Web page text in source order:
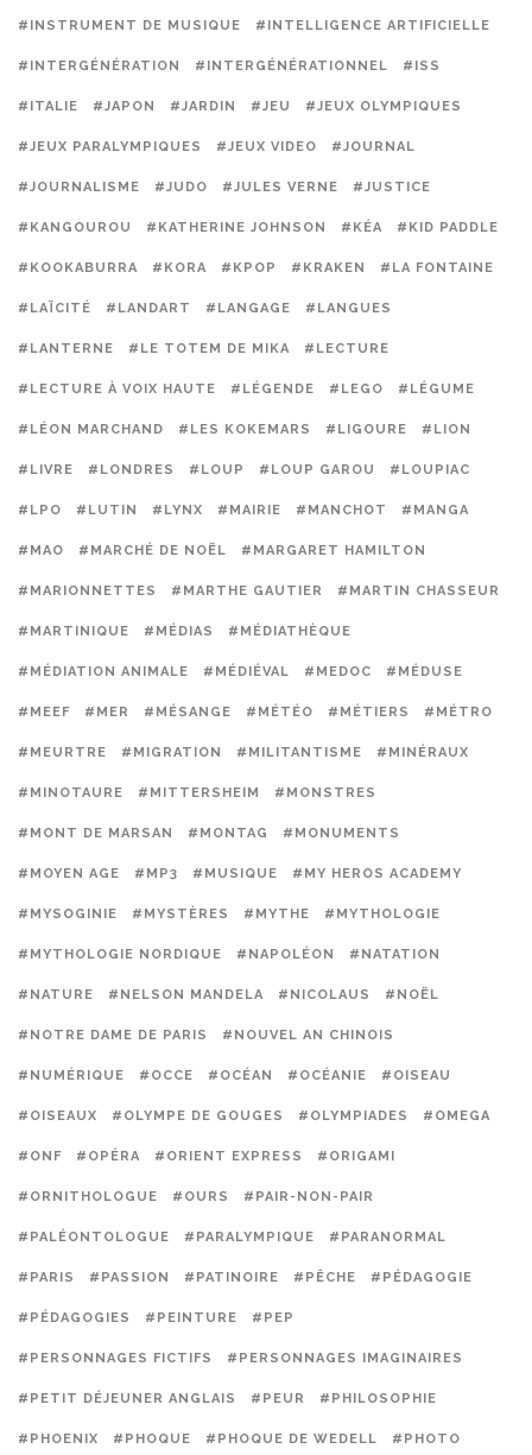
#INSTRUMENT DE MUSIQUE #INTELLIGENCE ARTIFICIELLE
#INTERGÉNÉRATION #INTERGÉNÉRATIONNEL #ISS
#ITALIE #JAPON #JARDIN #JEU #JEUX OLYMPIQUES
#JEUX PARALYMPIQUES #JEUX VIDEO #JOURNAL
#JOURNALISME #JUDO #JULES VERNE #JUSTICE
#KANGOUROU #KATHERINE JOHNSON #KÉA #KID PADDLE
#KOOKABURRA #KORA #KPOP #KRAKEN #LA FONTAINE
#LAÏCITÉ #LANDART #LANGAGE #LANGUES
#LANTERNE #LE TOTEM DE MIKA #LECTURE
#LECTURE À VOIX HAUTE #LÉGENDE #LEGO #LÉGUME
#LÉON MARCHAND #LES KOKEMARS #LIGOURE #LION
#LIVRE #LONDRES #LOUP #LOUP GAROU #LOUPIAC
#LPO #LUTIN #LYNX #MAIRIE #MANCHOT #MANGA
#MAO #MARCHÉ DE NOËL #MARGARET HAMILTON
#MARIONNETTES #MARTHE GAUTIER #MARTIN CHASSEUR
#MARTINIQUE #MÉDIAS #MÉDIATHÈQUE
#MÉDIATION ANIMALE #MÉDIÉVAL #MEDOC #MÉDUSE
#MEEF #MER #MÉSANGE #MÉTÉO #MÉTIERS #MÉTRO
#MEURTRE #MIGRATION #MILITANTISME #MINÉRAUX
#MINOTAURE #MITTERSHEIM #MONSTRES
#MONT DE MARSAN #MONTAG #MONUMENTS
#MOYEN AGE #MP3 #MUSIQUE #MY HEROS ACADEMY
#MYSOGINIE #MYSTÈRES #MYTHE #MYTHOLOGIE
#MYTHOLOGIE NORDIQUE #NAPOLÉON #NATATION
#NATURE #NELSON MANDELA #NICOLAUS #NOËL
#NOTRE DAME DE PARIS #NOUVEL AN CHINOIS
#NUMÉRIQUE #OCCE #OCÉAN #OCÉANIE #OISEAU
#OISEAUX #OLYMPE DE GOUGES #OLYMPIADES #OMEGA
#ONF #OPÉRA #ORIENT EXPRESS #ORIGAMI
#ORNITHOLOGUE #OURS #PAIR-NON-PAIR
#PALÉONTOLOGUE #PARALYMPIQUE #PARANORMAL
#PARIS #PASSION #PATINOIRE #PÊCHE #PÉDAGOGIE
#PÉDAGOGIES #PEINTURE #PEP
#PERSONNAGES FICTIFS #PERSONNAGES IMAGINAIRES
#PETIT DÉJEUNER ANGLAIS #PEUR #PHILOSOPHIE
#PHOENIX #PHOQUE #PHOQUE DE WEDELL #PHOTO